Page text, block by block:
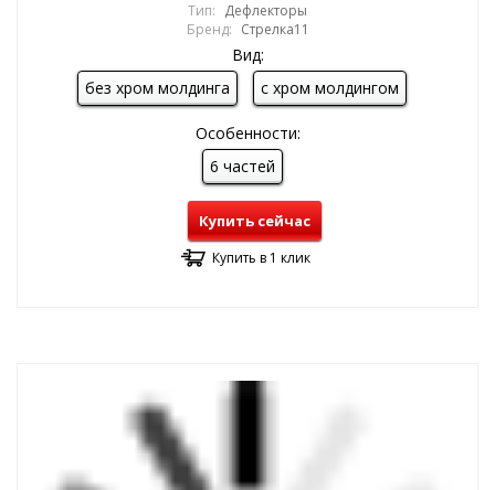
Тип: Дефлекторы
Бренд: Стрелка11
Вид:
без хром молдинга
с хром молдингом
Особенности:
6 частей
Купить сейчас
Купить в 1 клик